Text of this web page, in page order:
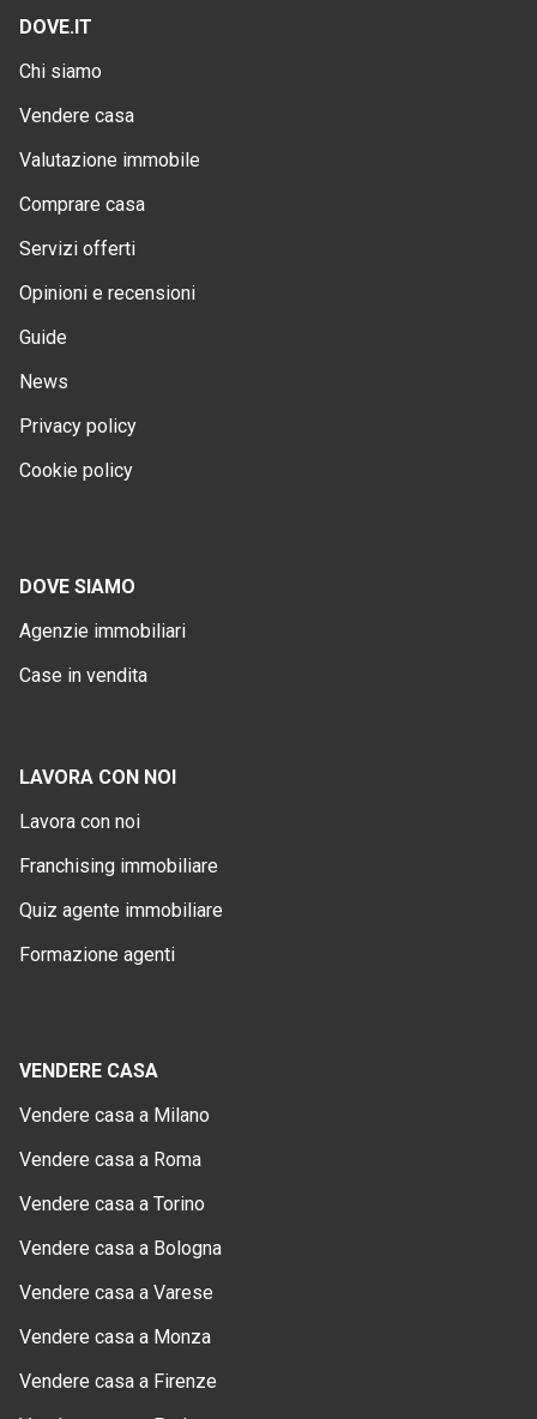
DOVE.IT
Chi siamo
Vendere casa
Valutazione immobile
Comprare casa
Servizi offerti
Opinioni e recensioni
Guide
News
Privacy policy
Cookie policy
DOVE SIAMO
Agenzie immobiliari
Case in vendita
LAVORA CON NOI
Lavora con noi
Franchising immobiliare
Quiz agente immobiliare
Formazione agenti
VENDERE CASA
Vendere casa a Milano
Vendere casa a Roma
Vendere casa a Torino
Vendere casa a Bologna
Vendere casa a Varese
Vendere casa a Monza
Vendere casa a Firenze